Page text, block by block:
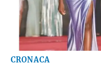
CRONACA